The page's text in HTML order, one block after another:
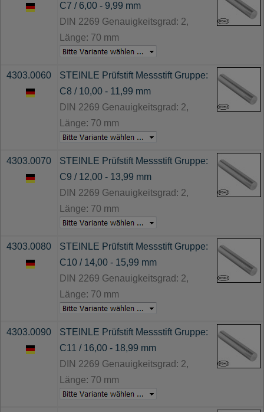
C7 / 6,00 - 9,99 mm
DIN 2269 Genauigkeitsgrad: 2,
Länge: 70 mm
4303.0060
STEINLE Prüfstift Messstift Gruppe:
C8 / 10,00 - 11,99 mm
DIN 2269 Genauigkeitsgrad: 2,
Länge: 70 mm
4303.0070
STEINLE Prüfstift Messstift Gruppe:
C9 / 12,00 - 13,99 mm
DIN 2269 Genauigkeitsgrad: 2,
Länge: 70 mm
4303.0080
STEINLE Prüfstift Messstift Gruppe:
C10 / 14,00 - 15,99 mm
DIN 2269 Genauigkeitsgrad: 2,
Länge: 70 mm
4303.0090
STEINLE Prüfstift Messstift Gruppe:
C11 / 16,00 - 18,99 mm
DIN 2269 Genauigkeitsgrad: 2,
Länge: 70 mm